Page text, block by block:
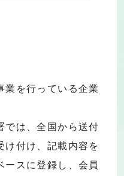
業を行っている企業
では、全国から送付
け付け、記載内容を
スに登録し、会員